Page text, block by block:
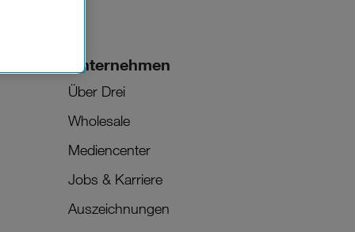
Unternehmen
Über Drei
Wholesale
Mediencenter
Jobs & Karriere
Auszeichnungen
die